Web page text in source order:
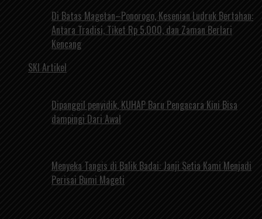
Di Batas Magetan–Ponorogo, Kesenian Ludruk Bertahan:
Antara Tradisi, Tiket Rp 5.000, dan Zaman Berlari
Kencang
SKI Artikel
Dipanggil penyidik, KUHAP Baru Pengacara Kini Bisa
dampingi Dari Awal
Menyeka Tangis di Balik Badai: Janji Setia Kami Menjadi
Perisai Bumi Mageti